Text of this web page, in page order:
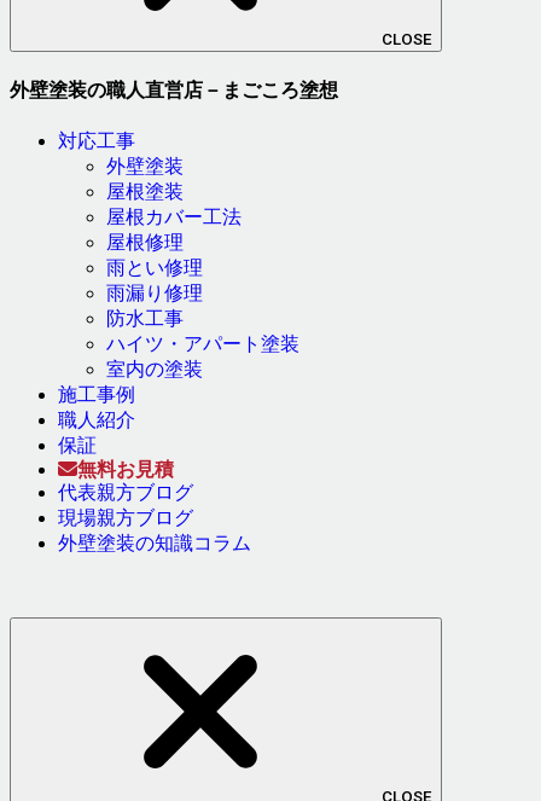
CLOSE
外壁塗装の職人直営店－まごころ塗想
対応工事
外壁塗装
屋根塗装
屋根カバー工法
屋根修理
雨とい修理
雨漏り修理
防水工事
ハイツ・アパート塗装
室内の塗装
施工事例
職人紹介
保証
無料お見積
代表親方ブログ
現場親方ブログ
外壁塗装の知識コラム
CLOSE